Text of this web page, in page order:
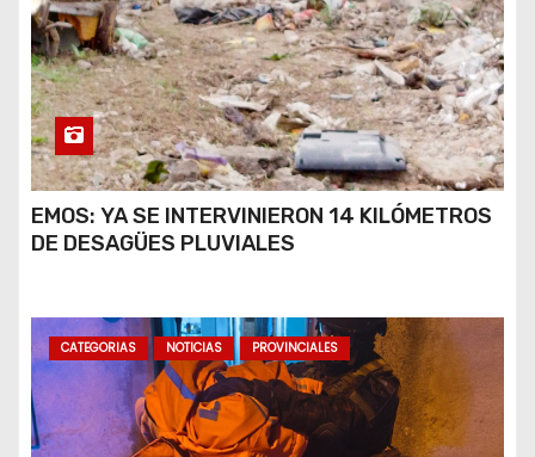
EMOS: YA SE INTERVINIERON 14 KILÓMETROS
DE DESAGÜES PLUVIALES
CATEGORIAS NOTICIAS PROVINCIALES